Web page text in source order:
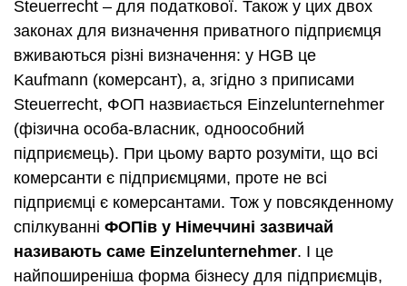
Steuerrecht – для податкової. Також у цих двох
законах для визначення приватного підприємця
вживаються різні визначення: у HGB це
Kaufmann (комерсант), а, згідно з приписами
Steuerrecht, ФОП назвиається Einzelunternehmer
(фізична особа-власник, одноособний
підприємець). При цьому варто розуміти, що всі
комерсанти є підприємцями, проте не всі
підприємці є комерсантами. Тож у повсякденному
спілкуванні ФОПів у Німеччині зазвичай
називають саме Einzelunternehmer. І це
найпоширеніша форма бізнесу для підприємців,